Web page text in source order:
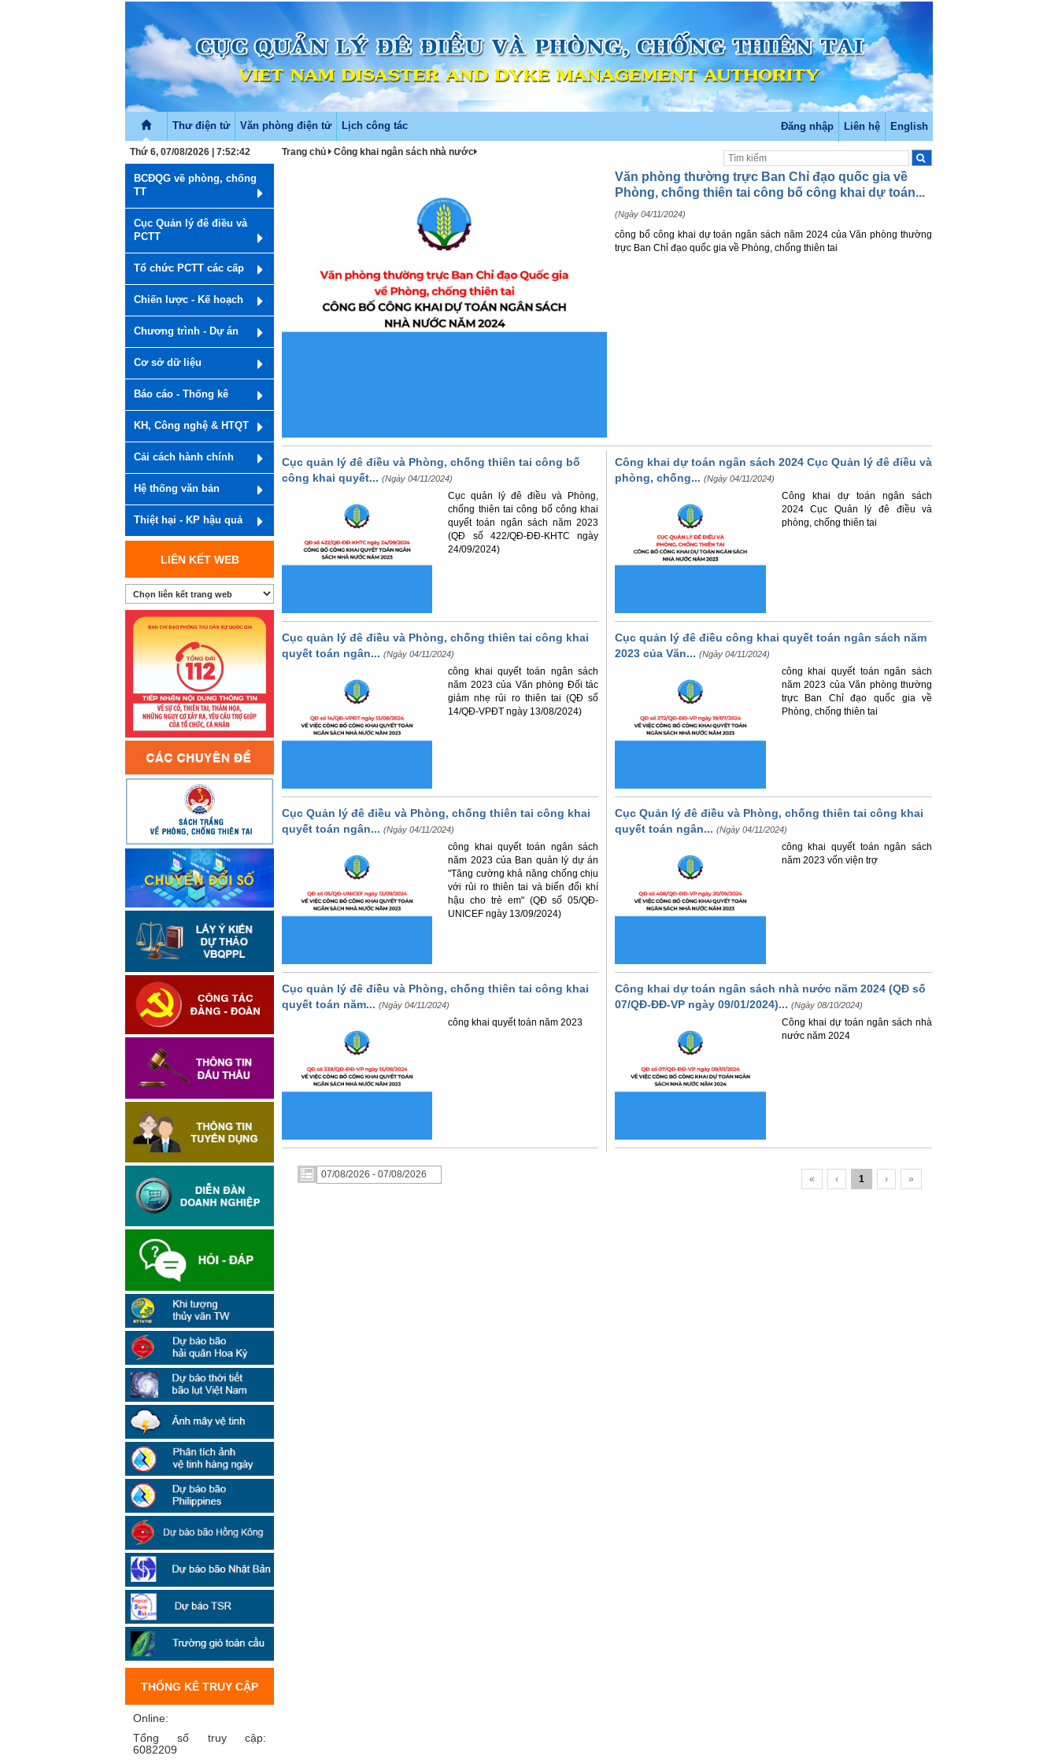
Thư điện tử Văn phòng điện tử Lịch công tác Đăng nhập Liên hệ English
Thứ 6, 07/08/2026 | 7:52:42
BCĐQG về phòng, chống
TT
Cục Quản lý đê điều và
PCTT
Tổ chức PCTT các cấp
Chiến lược - Kế hoạch
Chương trình - Dự án
Cơ sở dữ liệu
Báo cáo - Thống kê
KH, Công nghệ & HTQT
Cải cách hành chính
Hệ thống văn bản
Thiệt hại - KP hậu quả
LIÊN KẾT WEB
THỐNG KÊ TRUY CẬP
Online:
Tổng số truy cập:
6082209
Trang chủ Công khai ngân sách nhà nước
Văn phòng thường trực Ban Chỉ đạo quốc gia về
Phòng, chống thiên tai công bố công khai dự toán...
(Ngày 04/11/2024)
công bố công khai dự toán ngân sách năm 2024 của Văn phòng thường
trực Ban Chỉ đạo quốc gia về Phòng, chống thiên tai
Cục quản lý đê điều và Phòng, chống thiên tai công bố
công khai quyết... (Ngày 04/11/2024)
Cục quản lý đê điều và Phòng,
chống thiên tai công bố công khai
quyết toán ngân sách năm 2023
(QĐ số 422/QĐ-ĐĐ-KHTC ngày
24/09/2024)
Công khai dự toán ngân sách 2024 Cục Quản lý đê điều và
phòng, chống... (Ngày 04/11/2024)
Công khai dự toán ngân sách
2024 Cục Quản lý đê điều và
phòng, chống thiên tai
Cục quản lý đê điều và Phòng, chống thiên tai công khai
quyết toán ngân... (Ngày 04/11/2024)
công khai quyết toán ngân sách
năm 2023 của Văn phòng Đối tác
giảm nhẹ rủi ro thiên tai (QĐ số
14/QĐ-VPĐT ngày 13/08/2024)
Cục quản lý đê điều công khai quyết toán ngân sách năm
2023 của Văn... (Ngày 04/11/2024)
công khai quyết toán ngân sách
năm 2023 của Văn phòng thường
trực Ban Chỉ đạo quốc gia về
Phòng, chống thiên tai
Cục Quản lý đê điều và Phòng, chống thiên tai công khai
quyết toán ngân... (Ngày 04/11/2024)
công khai quyết toán ngân sách
năm 2023 của Ban quản lý dự án
"Tăng cường khả năng chống chịu
với rủi ro thiên tai và biến đổi khí
hậu cho trẻ em" (QĐ số 05/QĐ-
UNICEF ngày 13/09/2024)
Cục Quản lý đê điều và Phòng, chống thiên tai công khai
quyết toán ngân... (Ngày 04/11/2024)
công khai quyết toán ngân sách
năm 2023 vốn viện trợ
Cục quản lý đê điều và Phòng, chống thiên tai công khai
quyết toán năm... (Ngày 04/11/2024)
công khai quyết toán năm 2023
Công khai dự toán ngân sách nhà nước năm 2024 (QĐ số
07/QĐ-ĐĐ-VP ngày 09/01/2024)... (Ngày 08/10/2024)
Công khai dự toán ngân sách nhà
nước năm 2024
« ‹ 1 › »